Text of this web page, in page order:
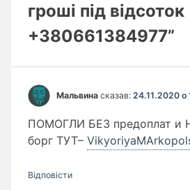
гроші під відсоток
+380661384977”
Мальвина сказав: 24.11.2020 о
ПОМОГЛИ БЕЗ предоплат и
борг ТУТ–
Відповіcти